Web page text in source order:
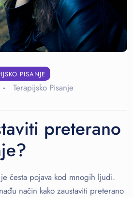
PISANJE
Terapijsko Pisanje
preterano
česta pojava kod mnogih ljudi.
način kako zaustaviti preterano